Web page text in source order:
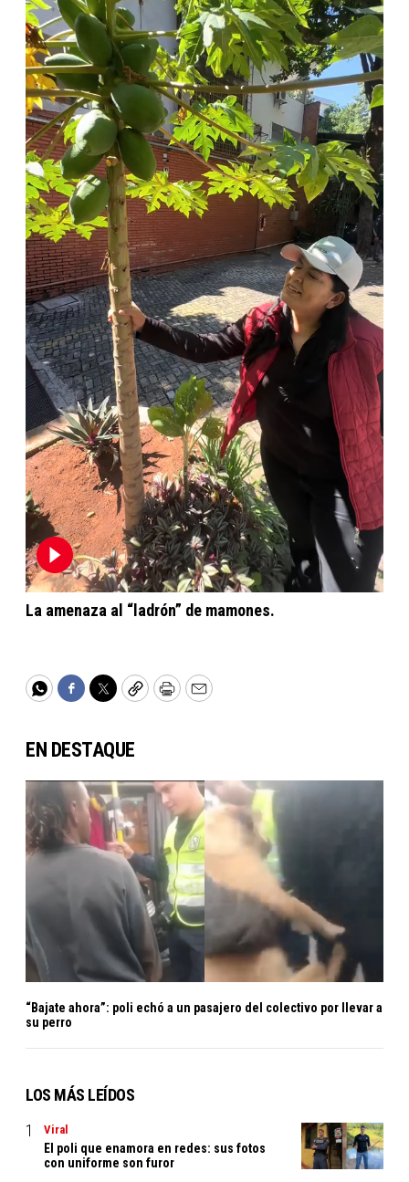
La amenaza al “ladrón” de mamones.
WhatsApp
Facebook
TwitterCopyPrintEmail
EN DESTAQUE
“Bajate ahora”: poli echó a un pasajero del colectivo por llevar a
su perro
LOS MÁS LEÍDOS
Viral
El poli que enamora en redes: sus fotos
con uniforme son furor